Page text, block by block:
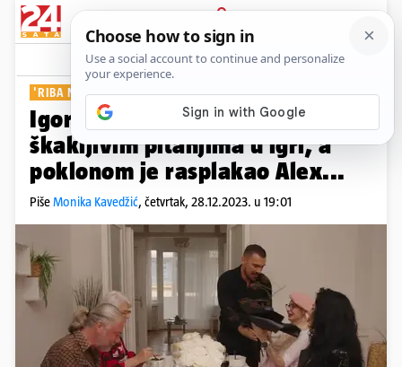
PRIJAVA
Show Komentari
'RIBA NA TORTI'
Igor Djuga zabavio svoje goste
škakljivim pitanjima u igri, a
poklonom je rasplakao Alex...
PišeMonika Kavedžić, četvrtak, 28.12.2023. u 19:01